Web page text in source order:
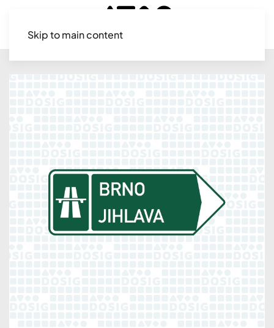
Skip to main content